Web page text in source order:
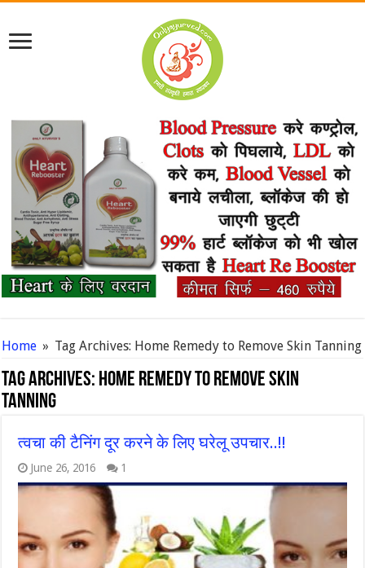
Home » Tag Archives: Home Remedy to Remove Skin Tanning
Tag Archives: Home Remedy to Remove Skin
Tanning
त्वचा की टैनिंग दूर करने के लिए घरेलू उपचार..!!
June 26, 2016 1